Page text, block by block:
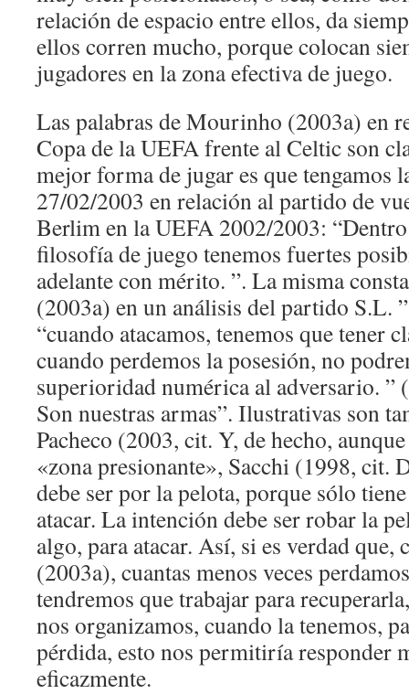
relación de espacio entre ellos, da
ellos corren mucho, porque colocan
jugadores en la zona efectiva de juego.
Las palabras de Mourinho (2003a) en
Copa de la UEFA frente al Celtic son
mejor forma de jugar es que tengamos
27/02/2003 en relación al partido de
Berlim en la UEFA 2002/2003:
filosofía de juego tenemos fuertes
adelante con mérito. ”. La misma
(2003a) en un análisis del partido S.L.
“cuando atacamos, tenemos que tener
cuando perdemos la posesión, no
superioridad numérica al adversario.
Son nuestras armas”. Ilustrativas son
Pacheco (2003, cit. Y, de hecho,
«zona presionante», Sacchi (1998, cit.
debe ser por la pelota, porque sólo
atacar. La intención debe ser robar la
algo, para atacar. Así, si es verdad que,
(2003a), cuantas menos veces
tendremos que trabajar para
nos organizamos, cuando la tenemos,
pérdida, esto nos permitiría responder
eficazmente.